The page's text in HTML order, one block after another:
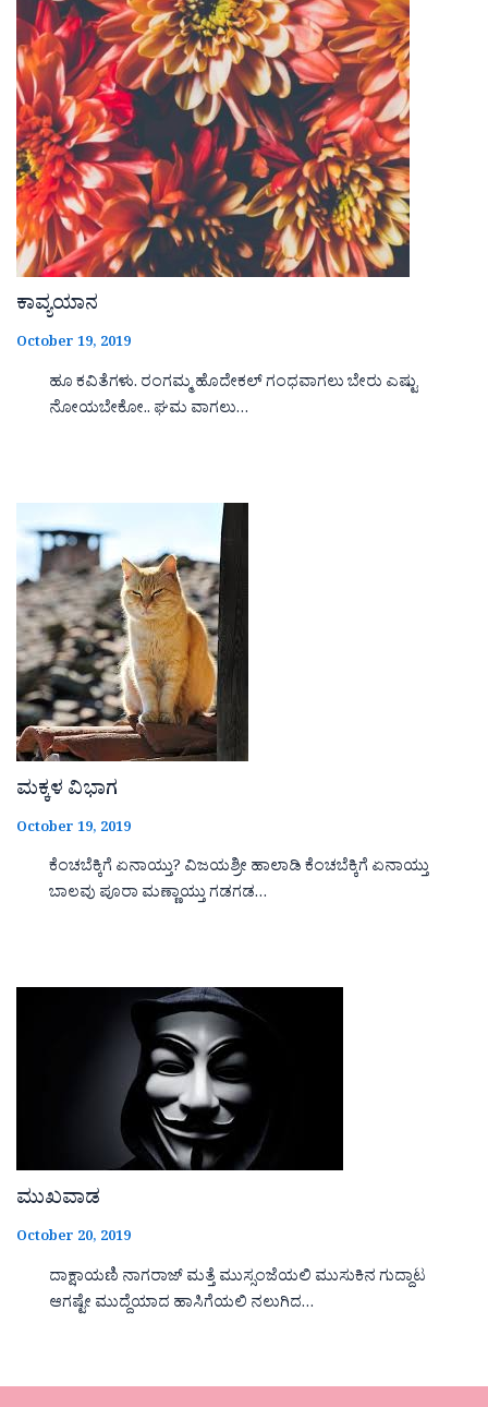
ಕಾವ್ಯಯಾನ
October 19, 2019
ಹೂ ಕವಿತೆಗಳು. ರಂಗಮ್ಮ ಹೊದೇಕಲ್ ಗಂಧವಾಗಲು ಬೇರು ಎಷ್ಟು
ನೋಯಬೇಕೋ.. ಘಮ ವಾಗಲು…
ಮಕ್ಕಳ ವಿಭಾಗ
October 19, 2019
ಕೆಂಚಬೆಕ್ಕಿಗೆ ಏನಾಯ್ತು? ವಿಜಯಶ್ರೀ ಹಾಲಾಡಿ ಕೆಂಚಬೆಕ್ಕಿಗೆ ಏನಾಯ್ತು
ಬಾಲವು ಪೂರಾ ಮಣ್ಣಾಯ್ತು ಗಡಗಡ…
ಮುಖವಾಡ
October 20, 2019
ದಾಕ್ಷಾಯಣಿ ನಾಗರಾಜ್ ಮತ್ತೆ ಮುಸ್ಸಂಜೆಯಲಿ ಮುಸುಕಿನ ಗುದ್ದಾಟ
ಆಗಷ್ಟೇ ಮುದ್ದೆಯಾದ ಹಾಸಿಗೆಯಲಿ ನಲುಗಿದ…